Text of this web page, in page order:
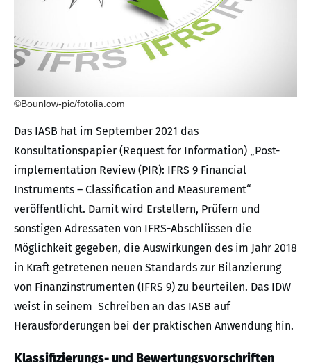
©Bounlow-pic/fotolia.com
Das IASB hat im September 2021 das
Konsultationspapier (Request for Information) „Post-
implementation Review (PIR): IFRS 9 Financial
Instruments – Classification and Measurement“
veröffentlicht. Damit wird Erstellern, Prüfern und
sonstigen Adressaten von IFRS-Abschlüssen die
Möglichkeit gegeben, die Auswirkungen des im Jahr 2018
in Kraft getretenen neuen Standards zur Bilanzierung
von Finanzinstrumenten (IFRS 9) zu beurteilen. Das IDW
weist in seinem Schreiben an das IASB auf
Herausforderungen bei der praktischen Anwendung hin.
Klassifizierungs- und Bewertungsvorschriften